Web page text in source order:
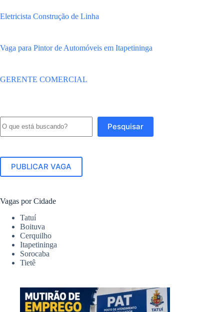
Eletricista Construção de Linha
Vaga para Pintor de Automóveis em Itapetininga
GERENTE COMERCIAL
Pesquisar
PUBLICAR VAGA
Vagas por Cidade
Tatuí
Boituva
Cerquilho
Itapetininga
Sorocaba
Tietê